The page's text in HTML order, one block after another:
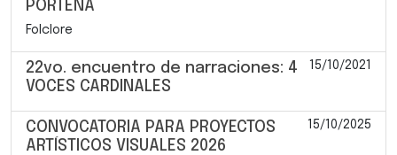
PORTEÑA
Folclore
22vo. encuentro de narraciones: 4
VOCES CARDINALES
15/10/2021
CONVOCATORIA PARA PROYECTOS
ARTÍSTICOS VISUALES 2026
15/10/2025